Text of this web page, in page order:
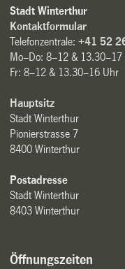
Stadt Winterthur
Kontaktformular
Telefonzentrale:+41 52
Mo–Do: 8–12 & 13.30–17
Fr: 8–12 & 13.30–16 Uhr
Hauptsitz
Stadt Winterthur
Pionierstrasse 7
8400 Winterthur
Postadresse
Stadt Winterthur
8403 Winterthur
Öffnungszeiten